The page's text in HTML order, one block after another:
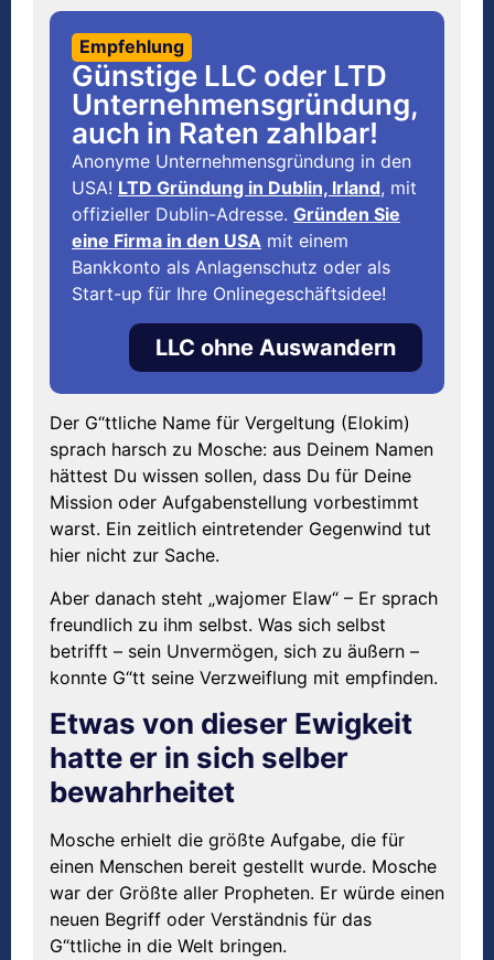
Empfehlung
Günstige LLC oder LTD
Unternehmensgründung,
auch in Raten zahlbar!
Anonyme Unternehmensgründung in den
USA! LTD Gründung in Dublin, Irland, mit
offizieller Dublin-Adresse. Gründen Sie
eine Firma in den USA mit einem
Bankkonto als Anlagenschutz oder als
Start-up für Ihre Onlinegeschäftsidee!
LLC ohne Auswandern
Der G“ttliche Name für Vergeltung (Elokim)
sprach harsch zu Mosche: aus Deinem Namen
hättest Du wissen sollen, dass Du für Deine
Mission oder Aufgabenstellung vorbestimmt
warst. Ein zeitlich eintretender Gegenwind tut
hier nicht zur Sache.
Aber danach steht „wajomer Elaw“ – Er sprach
freundlich zu ihm selbst. Was sich selbst
betrifft – sein Unvermögen, sich zu äußern –
konnte G“tt seine Verzweiflung mit empfinden.
Etwas von dieser Ewigkeit
hatte er in sich selber
bewahrheitet
Mosche erhielt die größte Aufgabe, die für
einen Menschen bereit gestellt wurde. Mosche
war der Größte aller Propheten. Er würde einen
neuen Begriff oder Verständnis für das
G“ttliche in die Welt bringen.